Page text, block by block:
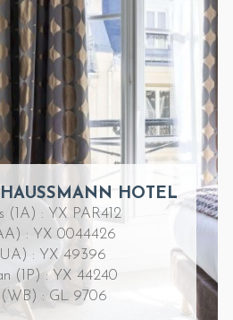
HOTEL
(1A) : YX PAR412
: YX 0044426
: YX 49396
(1P) : YX 44240
(WB) : GL 9706